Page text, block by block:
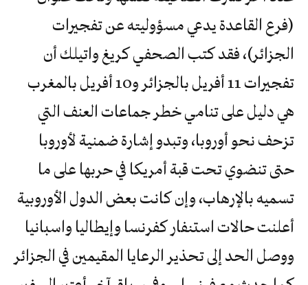
(فرع القاعدة يدعي مسؤوليته عن تفجيرات
الجزائر)، فقد كتب الصحفي كريغ واتيلك أن
تفجيرات 11 أفريل بالجزائر و10 أفريل بالمغرب
هي دليل على تنامي خطر جماعات العنف التي
تزحف نحو أوروبا، وتبدو إشارة ضمنية لأوروبا
حتى تنضوي تحت قبة أمريكا في حربها على ما
تسميه بالإرهاب، وإن كانت بعض الدول الأوروبية
أعلنت حالات استنفار كفرنسا وإيطاليا واسبانيا
ووصل الحد إلى تحذير الرعايا المقيمين في الجزائر